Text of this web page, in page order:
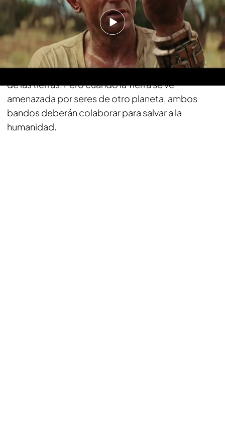
Compartir
En 1873, en el viejo Oeste, los colonos y los indios
se enfrentan en una batalla salvaje por el control
de las tierras. Pero cuando la Tierra se ve
amenazada por seres de otro planeta, ambos
bandos deberán colaborar para salvar a la
humanidad.